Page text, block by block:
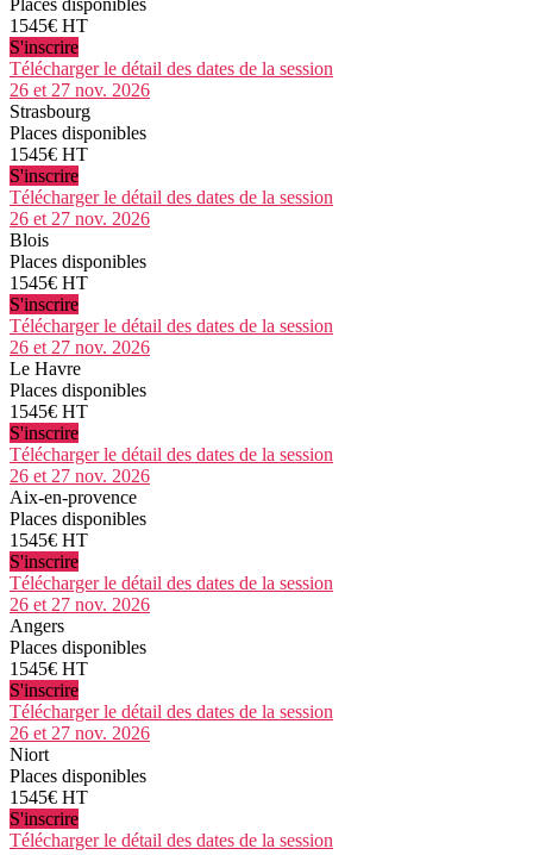
1545€ HT
S'inscrire
Télécharger le détail des dates de la session
26 et 27 nov. 2026
Strasbourg
Places disponibles
1545€ HT
S'inscrire
Télécharger le détail des dates de la session
26 et 27 nov. 2026
Blois
Places disponibles
1545€ HT
S'inscrire
Télécharger le détail des dates de la session
26 et 27 nov. 2026
Le Havre
Places disponibles
1545€ HT
S'inscrire
Télécharger le détail des dates de la session
26 et 27 nov. 2026
Aix-en-provence
Places disponibles
1545€ HT
S'inscrire
Télécharger le détail des dates de la session
26 et 27 nov. 2026
Angers
Places disponibles
1545€ HT
S'inscrire
Télécharger le détail des dates de la session
26 et 27 nov. 2026
Niort
Places disponibles
1545€ HT
S'inscrire
Télécharger le détail des dates de la session